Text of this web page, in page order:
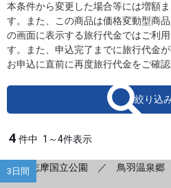
本条件から変更した場合等には増額
す。また、この商品は価格変動型商
の画面に表示する旅行代金ではご利
す。また、申込完了までに旅行代金
お申込に直前に再度旅行代金をご確認
絞り込
4 件中 1～4件表示
3日間